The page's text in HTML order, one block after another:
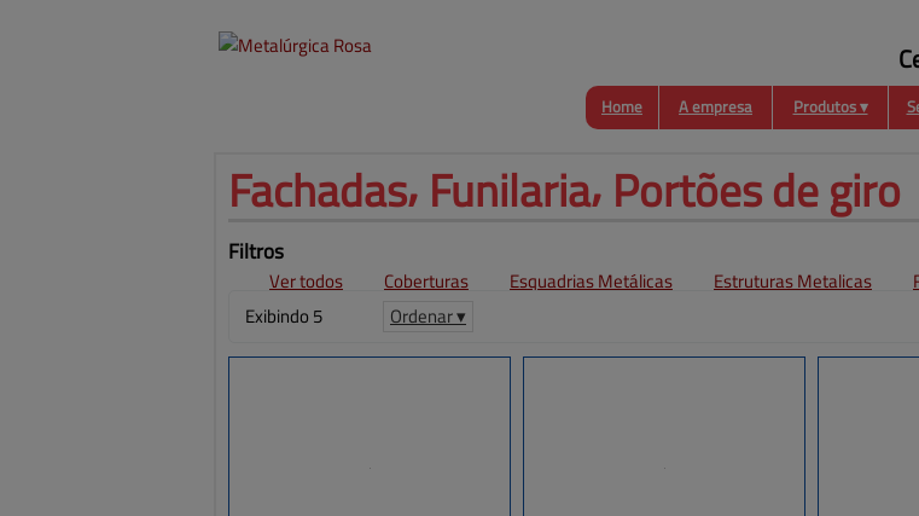
Home A empresa Produtos ▾
Fachadas⸴ Funilaria⸴ Portões de giro
Filtros
Ver todos Coberturas Esquadrias Metálicas Estruturas Metalicas
Exibindo 5
Ordenar ▾